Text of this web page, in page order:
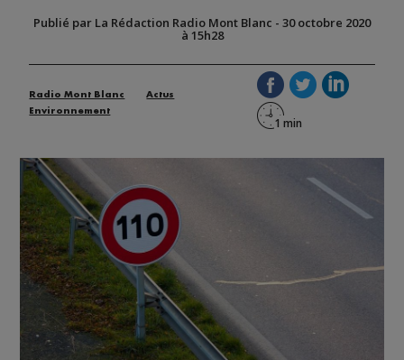
Publié par La Rédaction Radio Mont Blanc - 30 octobre 2020
à 15h28
Radio Mont Blanc
Actus
Environnement